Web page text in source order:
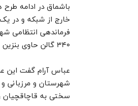
باشماق در ادامه
خارج از شبکه و در
۳۴۰ گالن حاوی بنزین به مقدار بیش از ۵۰ هزار لیتر کشف و ضبط گردید.
عباس آرام گفت این
شهرستان و مرزبانی
سختی به قاچاقچیان